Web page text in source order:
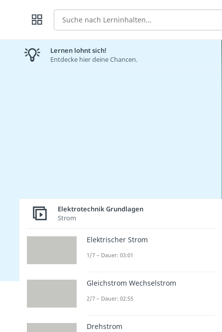
Suche
Lernen lohnt sich!
Entdecke hier deine Chancen.
Elektrotechnik Grundlagen
Strom
Elektrischer Strom
1/7 – Dauer: 03:01
Gleichstrom Wechselstrom
2/7 – Dauer: 02:55
Drehstrom